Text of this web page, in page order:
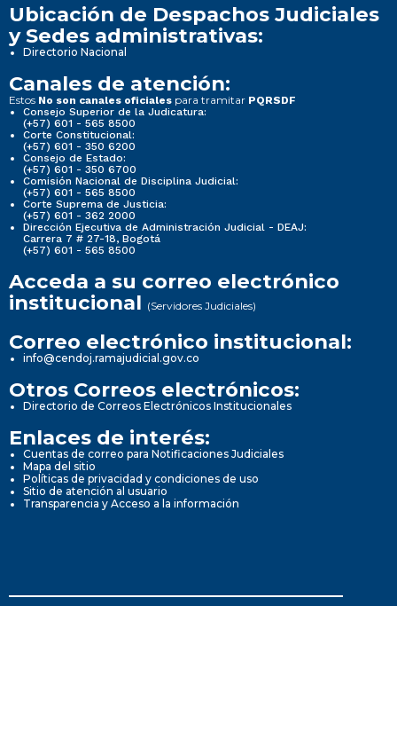
Ubicación de Despachos Judiciales
y Sedes administrativas:
Directorio Nacional
Canales de atención:
Estos No son canales oficiales para tramitar PQRSDF
Consejo Superior de la Judicatura:
(+57) 601 - 565 8500
Corte Constitucional:
(+57) 601 - 350 6200
Consejo de Estado:
(+57) 601 - 350 6700
Comisión Nacional de Disciplina Judicial:
(+57) 601 - 565 8500
Corte Suprema de Justicia:
(+57) 601 - 362 2000
Dirección Ejecutiva de Administración Judicial - DEAJ:
Carrera 7 # 27-18, Bogotá
(+57) 601 - 565 8500
Acceda a su correo electrónico
institucional (Servidores Judiciales)
Correo electrónico institucional:
info@cendoj.ramajudicial.gov.co
Otros Correos electrónicos:
Directorio de Correos Electrónicos Institucionales
Enlaces de interés:
Cuentas de correo para Notificaciones Judiciales
Mapa del sitio
Políticas de privacidad y condiciones de uso
Sitio de atención al usuario
Transparencia y Acceso a la información